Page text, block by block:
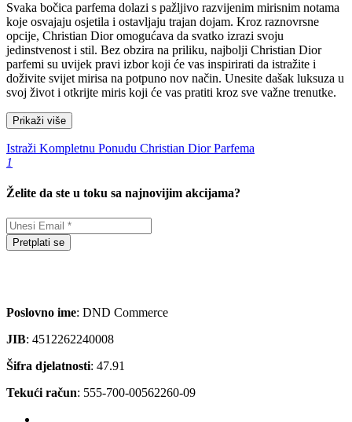
Svaka bočica parfema dolazi s pažljivo razvijenim mirisnim notama
koje osvajaju osjetila i ostavljaju trajan dojam. Kroz raznovrsne
opcije, Christian Dior omogućava da svatko izrazi svoju
jedinstvenost i stil. Bez obzira na priliku, najbolji Christian Dior
parfemi su uvijek pravi izbor koji će vas inspirirati da istražite i
doživite svijet mirisa na potpuno nov način. Unesite dašak luksuza u
svoj život i otkrijte miris koji će vas pratiti kroz sve važne trenutke.
Prikaži više
Istraži Kompletnu Ponudu Christian Dior Parfema
1
Želite da ste u toku sa najnovijim akcijama?
Pretplati se
Poslovno ime: DND Commerce
JIB: 4512262240008
Šifra djelatnosti: 47.91
Tekući račun: 555-700-00562260-09